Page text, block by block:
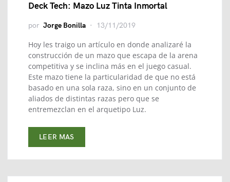
Deck Tech: Mazo Luz Tinta Inmortal
por Jorge Bonilla 13/11/2019
Hoy les traigo un artículo en donde analizaré la
construcción de un mazo que escapa de la arena
competitiva y se inclina más en el juego casual.
Este mazo tiene la particularidad de que no está
basado en una sola raza, sino en un conjunto de
aliados de distintas razas pero que se
entremezclan en el arquetipo Luz.
LEER MAS